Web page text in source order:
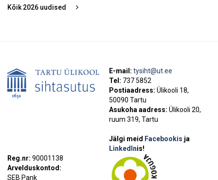
Kõik 2026 uudised
E-mail: tysiht@ut.ee
Tel: 737 5852
Postiaadress: Ülikooli 18,
50090 Tartu
Asukoha aadress: Ülikooli 20,
ruum 319, Tartu
Jälgi meid Facebookis ja
LinkedInis!
Reg.nr: 90001138
Arvelduskontod:
SEB Pank